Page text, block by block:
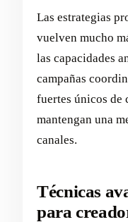
Las estrategias
vuelven mucho
las capacidades
campañas
fuertes únicos de
mantengan una
canales.
Técnicas
para